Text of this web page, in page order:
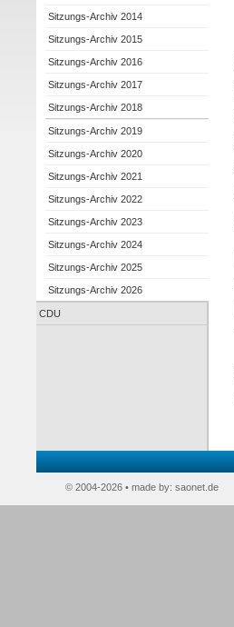
Sitzungs-Archiv 2014
Sitzungs-Archiv 2015
Sitzungs-Archiv 2016
Sitzungs-Archiv 2017
Sitzungs-Archiv 2018
Sitzungs-Archiv 2019
Sitzungs-Archiv 2020
Sitzungs-Archiv 2021
Sitzungs-Archiv 2022
Sitzungs-Archiv 2023
Sitzungs-Archiv 2024
Sitzungs-Archiv 2025
Sitzungs-Archiv 2026
CDU
© 2004-2026 • made by: saonet.de